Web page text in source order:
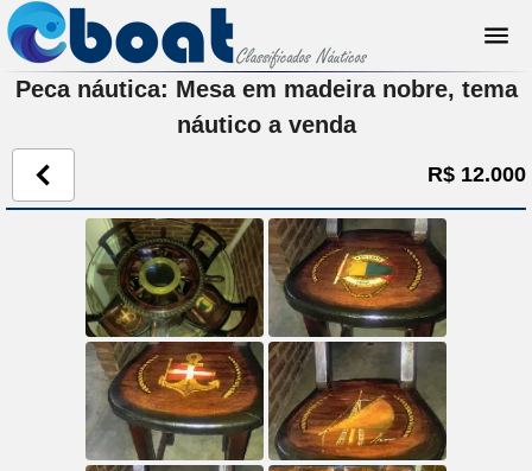
Peca náutica: Mesa em madeira nobre, tema
náutico a venda
R$ 12.000